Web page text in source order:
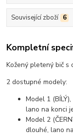
Související zboží 6
Kompletní
Kožený pletený bič s
2 dostupné modely:
Model 1
lano na konci
Model 2
dlouhé, lano